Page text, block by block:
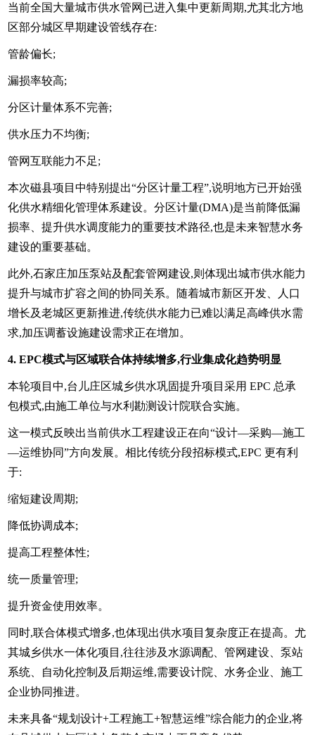
当前全国大量城市供水管网已进入集中更新周期,尤其北方地
区部分城区早期建设管线存在:
管龄偏长;
漏损率较高;
分区计量体系不完善;
供水压力不均衡;
管网互联能力不足;
本次磁县项目中特别提出“分区计量工程”,说明地方已开始强
化供水精细化管理体系建设。分区计量(DMA)是当前降低漏
损率、提升供水调度能力的重要技术路径,也是未来智慧水务
建设的重要基础。
此外,石家庄加压泵站及配套管网建设,则体现出城市供水能力
提升与城市扩容之间的协同关系。随着城市新区开发、人口
增长及老城区更新推进,传统供水能力已难以满足高峰供水需
求,加压调蓄设施建设需求正在增加。
4. EPC模式与区域联合体持续增多,行业集成化趋势明显
本轮项目中,台儿庄区城乡供水巩固提升项目采用 EPC 总承
包模式,由施工单位与水利勘测设计院联合实施。
这一模式反映出当前供水工程建设正在向“设计—采购—施工
—运维协同”方向发展。相比传统分段招标模式,EPC 更有利
于:
缩短建设周期;
降低协调成本;
提高工程整体性;
统一质量管理;
提升资金使用效率。
同时,联合体模式增多,也体现出供水项目复杂度正在提高。尤
其城乡供水一体化项目,往往涉及水源调配、管网建设、泵站
系统、自动化控制及后期运维,需要设计院、水务企业、施工
企业协同推进。
未来具备“规划设计+工程施工+智慧运维”综合能力的企业,将